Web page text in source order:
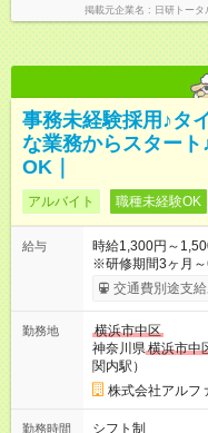
掲載元企業名 日研トー
事務未経験採用♪タ
な業務からスター
OK｜
アルバイト 職種未経験OK
給与
時給1,300円～
※研修期間3ヶ月～6ヶ月になり
り 試用期間の長
す。
交通費別途支給
勤務地
横浜市中区
神奈川県横浜市中
関内駅）
株式会社アルフ
勤務時間 シフト制